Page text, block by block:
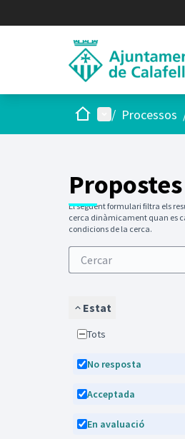
Inici Menú principal
/ Processos
Propostes
El següent formulari filtra els
cerca dinàmicament quan es
condicions de la cerca.
Estat
Tots
No resposta
Acceptada
En avaluació